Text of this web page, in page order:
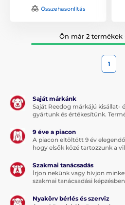
Összehasonlítás
Ön már 2 termékek
1
Saját márkánk
Saját Reedog márkájú kisállat-
gyártunk és értékesítünk.
9 éve a piacon
A piacon eltöltött 9 év
hogy elsők közé tartozzunk a
Szakmai tanácsadás
Írjon nekünk vagy hívjon
szakmai tanácsadási
Nyakörv bérlés és szerviz